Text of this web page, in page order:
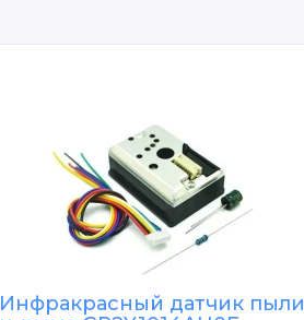
Инфракрасный датчик пыли